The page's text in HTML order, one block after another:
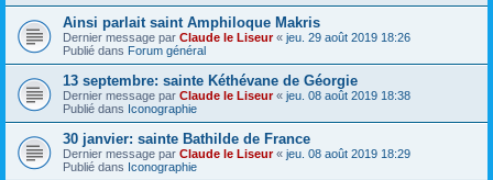
Ainsi parlait saint Amphiloque Makris
Dernier message par Claude le Liseur« jeu. 29 août 2019 18:26
Publié dans Forum général
13 septembre: sainte Kéthévane de Géorgie
Dernier message par Claude le Liseur« jeu. 08 août 2019 18:38
Publié dans Iconographie
30 janvier: sainte Bathilde de France
Dernier message par Claude le Liseur« jeu. 08 août 2019 18:29
Publié dans Iconographie